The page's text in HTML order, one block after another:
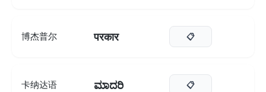
博杰普尔 परकार 📋
卡纳达语 ಮಾದರಿ 📋